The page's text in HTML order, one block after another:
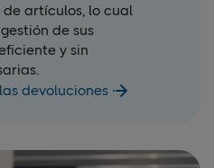
artículos, lo cual
de sus
y sin
devoluciones